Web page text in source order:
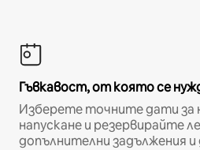
Гъвкавост, от която се
Изберете точните дати за
напускане и резервирайте
допълнителни задължения